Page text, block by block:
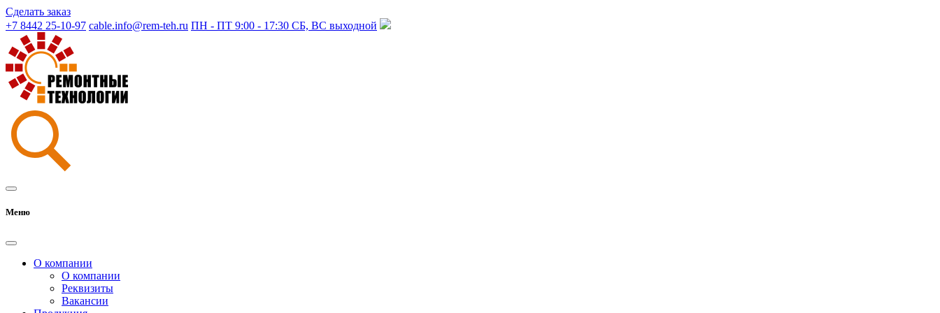
Сделать заказ
+7 8442 25-10-97 cable.info@rem-teh.ru ПН - ПТ 9:00 - 17:30 СБ, ВС выходной
Меню
О компании
О компании
Реквизиты
Вакансии